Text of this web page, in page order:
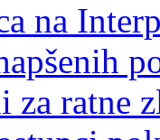
na
za ratne